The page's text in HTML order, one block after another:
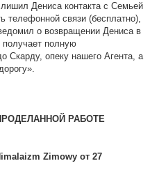
Дениса контакта с Семьей
телефонной связи (бесплатно),
о возвращении Дениса в
полную
Скарду, опеку нашего Агента, а
ПРОДЕЛАННОЙ РАБОТЕ
Zimowy от 27